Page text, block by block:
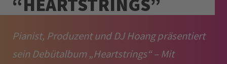
“HEARTSTRINGS”
Pianist, Produzent und DJ Hoang präsentiert
sein Debütalbum „Heartstrings“ – Mit